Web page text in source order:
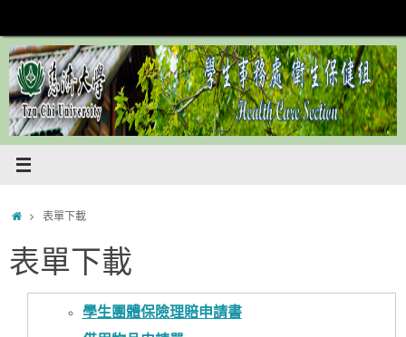
content
Home表單下載
表單下載
學生團體保險理賠申請書